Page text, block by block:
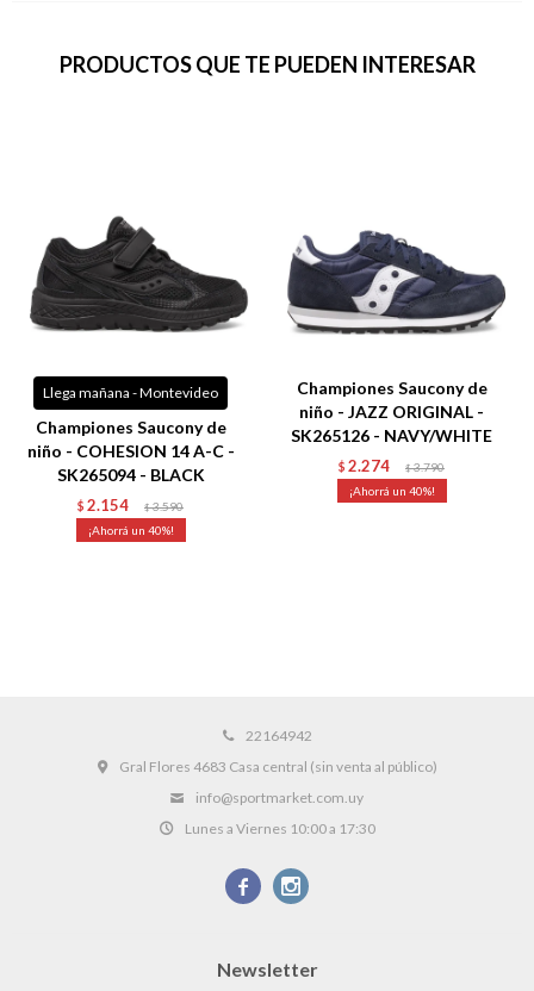
PRODUCTOS QUE TE PUEDEN INTERESAR
Llega mañana - Montevideo
Championes Saucony de
niño - COHESION 14 A-C -
SK265094 - BLACK
$ 2.154 $ 3.590
40
Championes Saucony de
niño - JAZZ ORIGINAL -
SK265126 - NAVY/WHITE
$ 2.274 $ 3.790
40
22164942
Gral Flores 4683 Casa central (sin venta al público)
info@sportmarket.com.uy
Lunes a Viernes 10:00 a 17:30
 
Newsletter